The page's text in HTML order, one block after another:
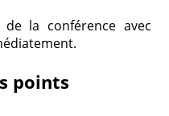
la conférence avec
points